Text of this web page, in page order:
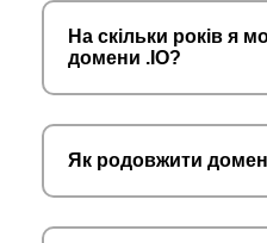
На скільки років я
домени .IO?
Як родовжити домен